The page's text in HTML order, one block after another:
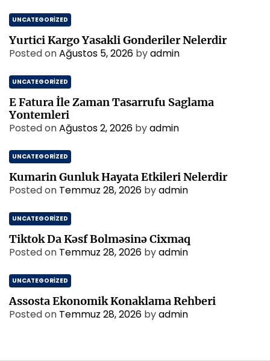
UNCATEGORIZED
Yurtici Kargo Yasakli Gonderiler Nelerdir
Posted onAğustos 5, 2026 byadmin
UNCATEGORIZED
E Fatura İle Zaman Tasarrufu Saglama
Yontemleri
Posted onAğustos 2, 2026 byadmin
UNCATEGORIZED
Kumarin Gunluk Hayata Etkileri Nelerdir
Posted on Temmuz 28, 2026 byadmin
UNCATEGORIZED
Tiktok Da Kəsf Bolməsinə Cixmaq
Posted on Temmuz 28, 2026 byadmin
UNCATEGORIZED
Assosta Ekonomik Konaklama Rehberi
Posted on Temmuz 28, 2026 byadmin